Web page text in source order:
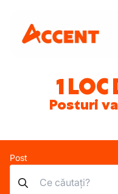
1 LOC
Posturi
Post